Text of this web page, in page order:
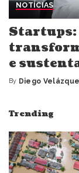
NOTÍCIAS
Startups:
e
Posted
By Diego
Trending